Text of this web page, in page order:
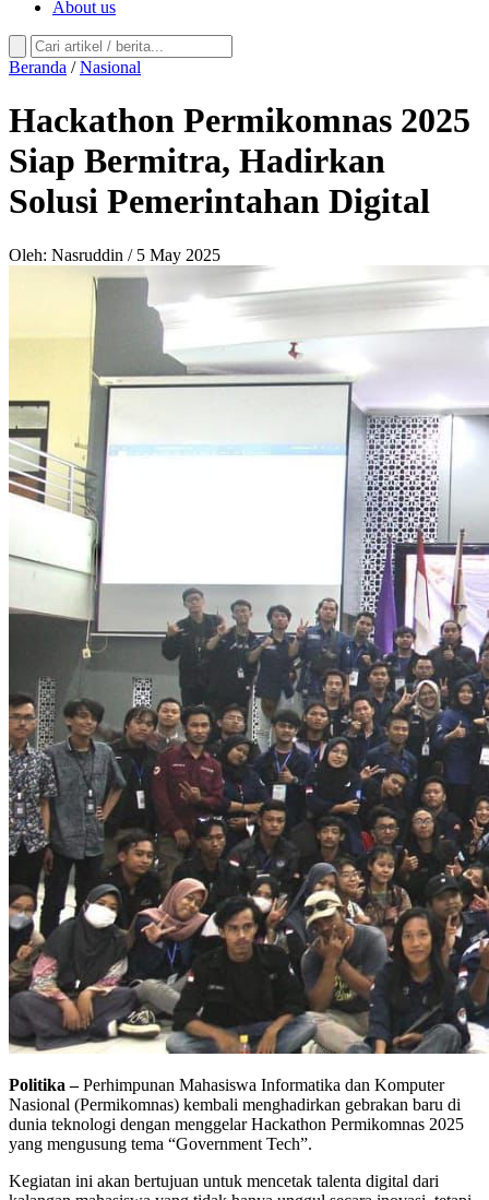
About us
Beranda / Nasional
Hackathon Permikomnas 2025
Siap Bermitra, Hadirkan
Solusi Pemerintahan Digital
Oleh: Nasruddin / 5 May 2025
Politika –Perhimpunan Mahasiswa Informatika dan Komputer
Nasional (Permikomnas) kembali menghadirkan gebrakan baru di
dunia teknologi dengan menggelar Hackathon Permikomnas 2025
yang mengusung tema “Government Tech”.
Kegiatan ini akan bertujuan untuk mencetak talenta digital dari